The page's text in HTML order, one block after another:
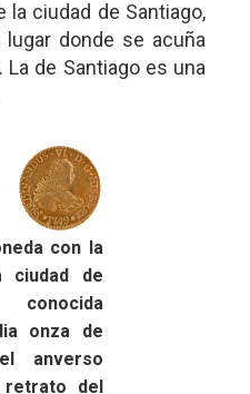
la ciudad de Santiago,
donde se acuña
La de Santiago es una
con la
ciudad de
conocida
onza de
anverso
del